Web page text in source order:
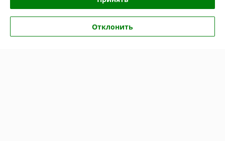
График работы
Отклонить